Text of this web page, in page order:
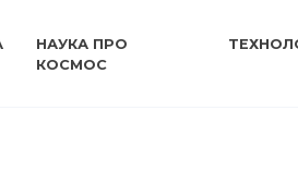
НАУКА ПРО
КОСМОС